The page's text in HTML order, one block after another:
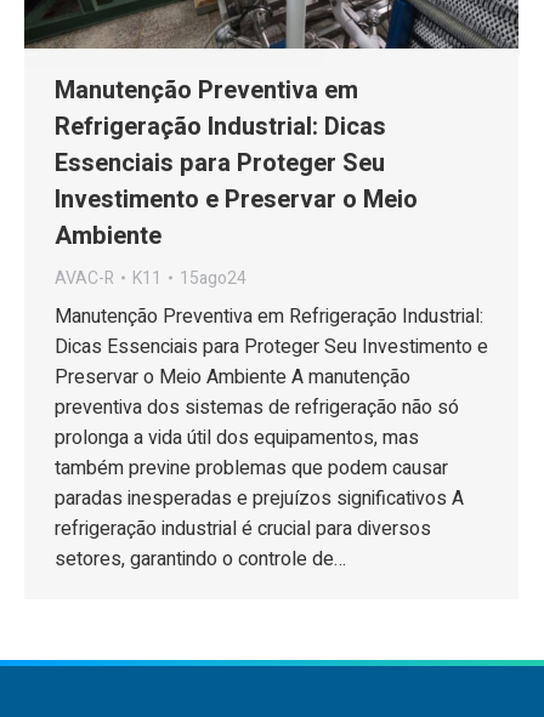
Manutenção Preventiva em
Refrigeração Industrial: Dicas
Essenciais para Proteger Seu
Investimento e Preservar o Meio
Ambiente
AVAC-R K11 15ago24
Manutenção Preventiva em Refrigeração Industrial:
Dicas Essenciais para Proteger Seu Investimento e
Preservar o Meio Ambiente A manutenção
preventiva dos sistemas de refrigeração não só
prolonga a vida útil dos equipamentos, mas
também previne problemas que podem causar
paradas inesperadas e prejuízos significativos A
refrigeração industrial é crucial para diversos
setores, garantindo o controle de…